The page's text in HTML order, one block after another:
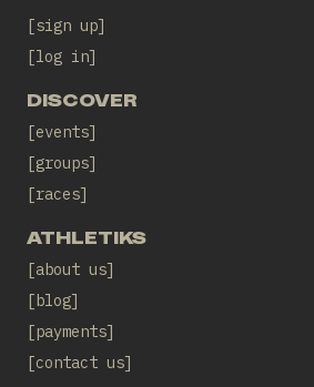
sign up
log in
DISCOVER
events
groups
races
ATHLETIKS
about us
blog
payments
contact us